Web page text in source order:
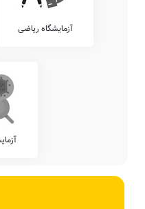
آزمایشگاه ریاضی